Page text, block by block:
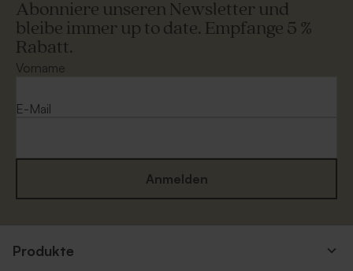
Abonniere unseren Newsletter und
bleibe immer up to date. Empfange 5 %
Rabatt.
Vorname
E-Mail
Anmelden
Produkte